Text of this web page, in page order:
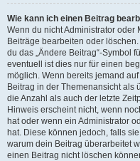
Wie kann ich einen Beitrag
Wenn du nicht Administrator oder
Beiträge bearbeiten oder
du das „Ändere Beitrag“-Symbol
eventuell ist dies nur für einen
möglich. Wenn bereits jemand
Beitrag in der Themenansicht als
die Anzahl als auch der letzte
Hinweis erscheint nicht, wenn
hat oder wenn ein Administrator
hat. Diese können jedoch, falls
warum dein Beitrag überarbeitet
einen Beitrag nicht löschen